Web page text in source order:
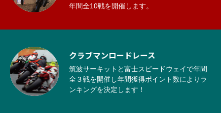
年間全10戦を開催します。
クラブマンロードレース
筑波サーキットと富士スピードウェイで年間
全３戦を開催し年間獲得ポイント数によりラ
ンキングを決定します！